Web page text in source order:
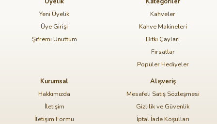
Yeni Üyelik
Üye Girişi
Şifremi Unuttum
Kahveler
Kahve Makineleri
Bitki Çayları
Fırsatlar
Popüler Hediyeler
Kurumsal
Hakkımızda
İletişim
İletişim Formu
Alışveriş
Mesafeli Satış Sözleşmesi
Gizlilik ve Güvenlik
İptal İade Koşullari